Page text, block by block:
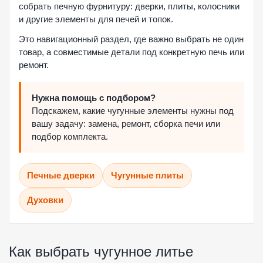
собрать печную фурнитуру: дверки, плиты, колосники
и другие элементы для печей и топок.
Это навигационный раздел, где важно выбрать не один
товар, а совместимые детали под конкретную печь или
ремонт.
Нужна помощь с подбором?
Подскажем, какие чугунные элементы нужны под
вашу задачу: замена, ремонт, сборка печи или
подбор комплекта.
Печные дверки Чугунные плиты
Духовки
Как выбрать чугунное литье